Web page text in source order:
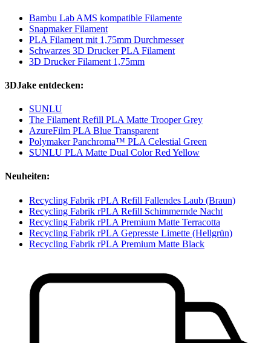
Bambu Lab AMS kompatible Filamente
Snapmaker Filament
PLA Filament mit 1,75mm Durchmesser
Schwarzes 3D Drucker PLA Filament
3D Drucker Filament 1,75mm
3DJake entdecken:
SUNLU
The Filament Refill PLA Matte Trooper Grey
AzureFilm PLA Blue Transparent
Polymaker Panchroma™ PLA Celestial Green
SUNLU PLA Matte Dual Color Red Yellow
Neuheiten:
Recycling Fabrik rPLA Refill Fallendes Laub (Braun)
Recycling Fabrik rPLA Refill Schimmernde Nacht
Recycling Fabrik rPLA Premium Matte Terracotta
Recycling Fabrik rPLA Gepresste Limette (Hellgrün)
Recycling Fabrik rPLA Premium Matte Black